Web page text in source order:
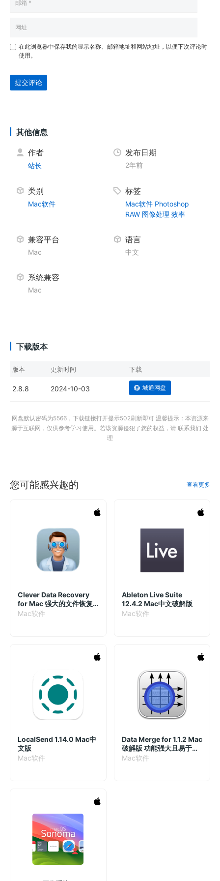
在此浏览器中保存我的显示名称、邮箱地址和网站地址，以便下次评论时
使用。
提交评论
其他信息
作者
站长
发布日期
2年前
类别
Mac软件
标签
Mac软件 Photoshop
RAW 图像处理 效率
兼容平台
Mac
语言
中文
系统兼容
Mac
下载版本
版本 更新时间 下载
2.8.8 2024-10-03 城通网盘
网盘默认密码为5566，下载链接打开提示502刷新即可 温馨提示：本资源来
源于互联网，仅供参考学习使用。若该资源侵犯了您的权益，请 联系我们 处
理
您可能感兴趣的 查看更多
Clever Data Recovery
for Mac 强大的文件恢复
软件
Mac软件
Ableton Live Suite
12.4.2 Mac中文破解版
Mac软件
LocalSend 1.14.0 Mac中
文版
Mac软件
Data Merge for 1.1.2 Mac
破解版 功能强大且易于使
用的开发软件
Mac软件